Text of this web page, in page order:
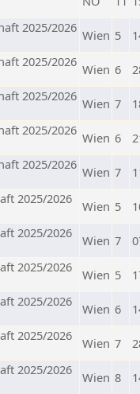
2025/2026 Wien 5
2025/2026 Wien 6
2025/2026 Wien 7
2025/2026 Wien 6
2025/2026 Wien 7
2025/2026
Wien 5
2025/2026
Wien 7
2025/2026
Wien 5
2025/2026
Wien 6
2025/2026
Wien 7
2025/2026
Wien 8